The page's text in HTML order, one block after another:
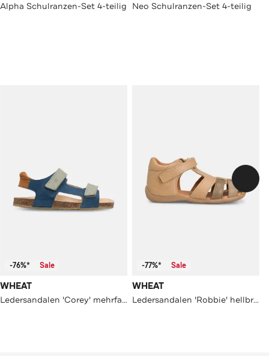
Alpha Schulranzen-Set 4-teilig Neo Schulranzen-Set 4-teilig
-76%* Sale
WHEAT
Ledersandalen 'Corey' mehrfarbig
-77%* Sale
WHEAT
Ledersandalen 'Robbie' hellbraun